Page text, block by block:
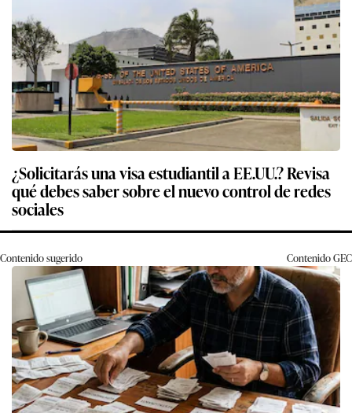
¿Solicitarás una visa estudiantil a EE.UU.? Revisa
qué debes saber sobre el nuevo control de redes
sociales
Contenido sugerido ContenidoGEC